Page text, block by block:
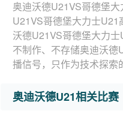
奥迪沃德U21VS哥德堡
U21VS哥德堡大力士
沃德U21VS哥德堡大力
不制作、不存储奥迪沃
播信号，只作为技术探索
奥迪沃德U21相关比赛